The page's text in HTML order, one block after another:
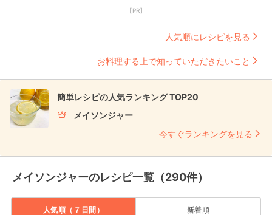
【PR】
人気順にレシピを見る
お料理する上で知っていただきたいこと
簡単レシピの人気ランキング TOP20
メイソンジャー
今すぐランキングを見る
メイソンジャーのレシピ一覧（290件）
人気順（７日間） 新着順